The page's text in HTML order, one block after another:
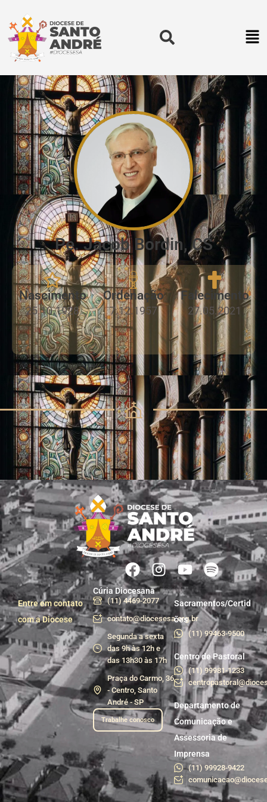
Pe. Jacob Bordin, CS
Nascimento
25.10.1928
Ordenação
7.12.1957
Falecimento
27.05.2021
Entre em contato
com a Diocese
Cúria Diocesana
(11) 4469-2077
contato@diocesesa.org.br
Segunda a sexta
das 9h às 12h e
das 13h30 às 17h
Praça do Carmo, 36
- Centro, Santo
André - SP
Trabalhe conosco
Sacramentos/Certid
ões
(11) 99463-9500
Centro de Pastoral
(11) 99981-1233
Departamento de
Comunicação e
Assessoria de
Imprensa
(11) 99928-9422